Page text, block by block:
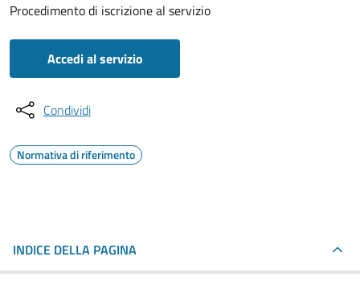
Procedimento di iscrizione al servizio
Accedi al servizio
Condividi
Normativa di riferimento
INDICE DELLA PAGINA